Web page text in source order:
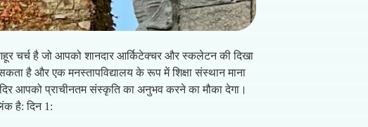
चर्च है जो आपको शानदार आर्किटेक्चर और स्कलेटन की दिखा
है और एक मनस्तापविद्यालय के रूप में शिक्षा संस्थान माना
आपको प्राचीनतम संस्कृति का अनुभव करने का मौका देगा।
है: दिन 1: